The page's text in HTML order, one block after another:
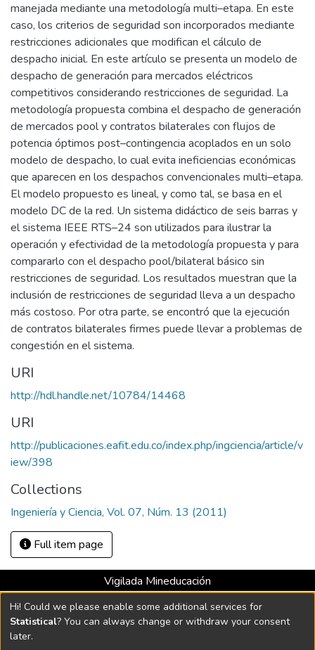
manejada mediante una metodología multi–etapa. En este
caso, los criterios de seguridad son incorporados mediante
restricciones adicionales que modifican el cálculo de
despacho inicial. En este artículo se presenta un modelo de
despacho de generación para mercados eléctricos
competitivos considerando restricciones de seguridad. La
metodología propuesta combina el despacho de generación
de mercados pool y contratos bilaterales con flujos de
potencia óptimos post–contingencia acoplados en un solo
modelo de despacho, lo cual evita ineficiencias económicas
que aparecen en los despachos convencionales multi–etapa.
El modelo propuesto es lineal, y como tal, se basa en el
modelo DC de la red. Un sistema didáctico de seis barras y
el sistema IEEE RTS–24 son utilizados para ilustrar la
operación y efectividad de la metodología propuesta y para
compararlo con el despacho pool/bilateral básico sin
restricciones de seguridad. Los resultados muestran que la
inclusión de restricciones de seguridad lleva a un despacho
más costoso. Por otra parte, se encontró que la ejecución
de contratos bilaterales firmes puede llevar a problemas de
congestión en el sistema.
URI
http://hdl.handle.net/10784/14468
URI
http://publicaciones.eafit.edu.co/index.php/ingciencia/article/v
iew/398
Collections
Ingeniería y Ciencia, Vol. 07, Núm. 13 (2011)
Full item page
Vigilada Mineducación
Universidad con Acreditación Institucional hasta 2026 -
Resolución MEN 2158 de 2018
Hi! Could we please enable some additional services for
Statistical? You can always change or withdraw your consent
later.